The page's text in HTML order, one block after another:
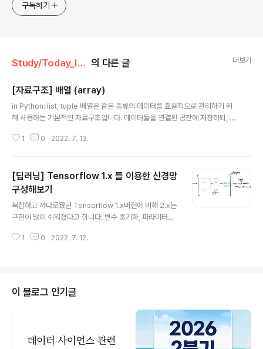
구독하기
Study/Today_I_Learned 의 다른 글 더보기
[자료구조] 배열 (array)
in Python: list, tuple 배열은 같은 종류의 데이터를 효율적으로 관리하기 위
해 사용하는 기본적인 자료구조입니다. 데이터들을 연결된 공간에 저장하되, 순
의 사이즈를 미리 설정해주어야 함 = 연관된 데이터의 추가가 어렵다 ▶데이터
ar2 = [80] #list 끝에 값 추가 - append ar.append(60) #특정 위치에 값
추가 - insert, 0번 위치에 5를 삽입 ar.insert(0,5) #리스트 간 덧셈 (연결)이
가능하다 ar1 ..
1 0 2022. 7. 13.
[딥러닝] Tensorflow 1.x 를 이용한 신경망
구성해보기
복잡하고 까다로웠던 Tensorflow 1.x버전에 비해 2.x는
구현이 많이 쉬워졌다고 합니다. 변수 초기화, 파라미터의
지만 그 간결해진 코드 내에서 tensorflow가 어떻게 작동
적인 코드의 흐름은 전처리(data normalization, targe
t value(label)의 one-hot encoding), 모델 학습 및 테
스트였습니다. 1.x 에서는 파라미터 초기화 코드 및 tf.Ses
1 0 2022. 7. 12.
이 블로그 인기글